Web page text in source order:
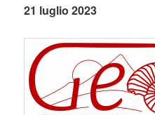
21 luglio 2023